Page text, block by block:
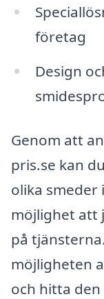
företag
Design
Genom att
pris.se kan
olika smeder
möjlighet att
på
möjligheten
och hitta